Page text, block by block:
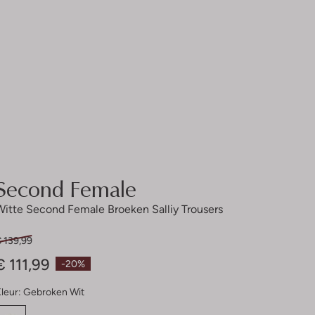
Female
Second Female Broeken Salliy Trousers
-20%
139,99
111,99
Gebroken Wit